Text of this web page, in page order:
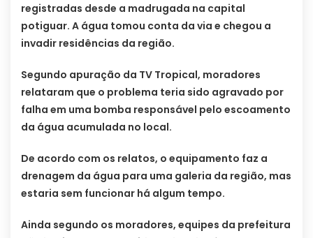
registradas desde a madrugada na capital
potiguar. A água tomou conta da via e chegou a
invadir residências da região.
Segundo apuração da TV Tropical, moradores
relataram que o problema teria sido agravado por
falha em uma bomba responsável pelo escoamento
da água acumulada no local.
De acordo com os relatos, o equipamento faz a
drenagem da água para uma galeria da região, mas
estaria sem funcionar há algum tempo.
Ainda segundo os moradores, equipes da prefeitura